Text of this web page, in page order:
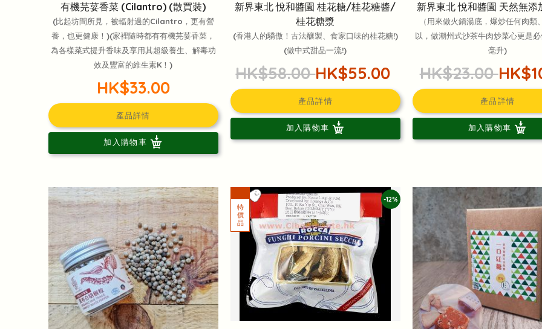
有機芫荽香菜 (Cilantro) (散買裝)
(比起坊間所見，被輻射過的Cilantro，更有營
養，也更健康！)(家裡隨時都有有機芫荽香菜，
為各樣菜式提升香味及享用其超級養生、解毒功
效及豐富的維生素K！)
HK$33.00
產品詳情
加入購物車
新界東北 悅和醬園 桂花糖/桂花糖醬/
桂花糖漿
(香港人的驕傲！古法釀製、食家口味的桂花糖!)
(做中式甜品一流!)
HK$58.00HK$55.00
產品詳情
加入購物車
新界東北 悅和醬園 天然無添
（用來做火鍋湯底，爆炒任何肉類
以，做潮州式沙茶牛肉炒菜心更是
毫升)
HK$23.00
產品詳情
加入購物車
-12%